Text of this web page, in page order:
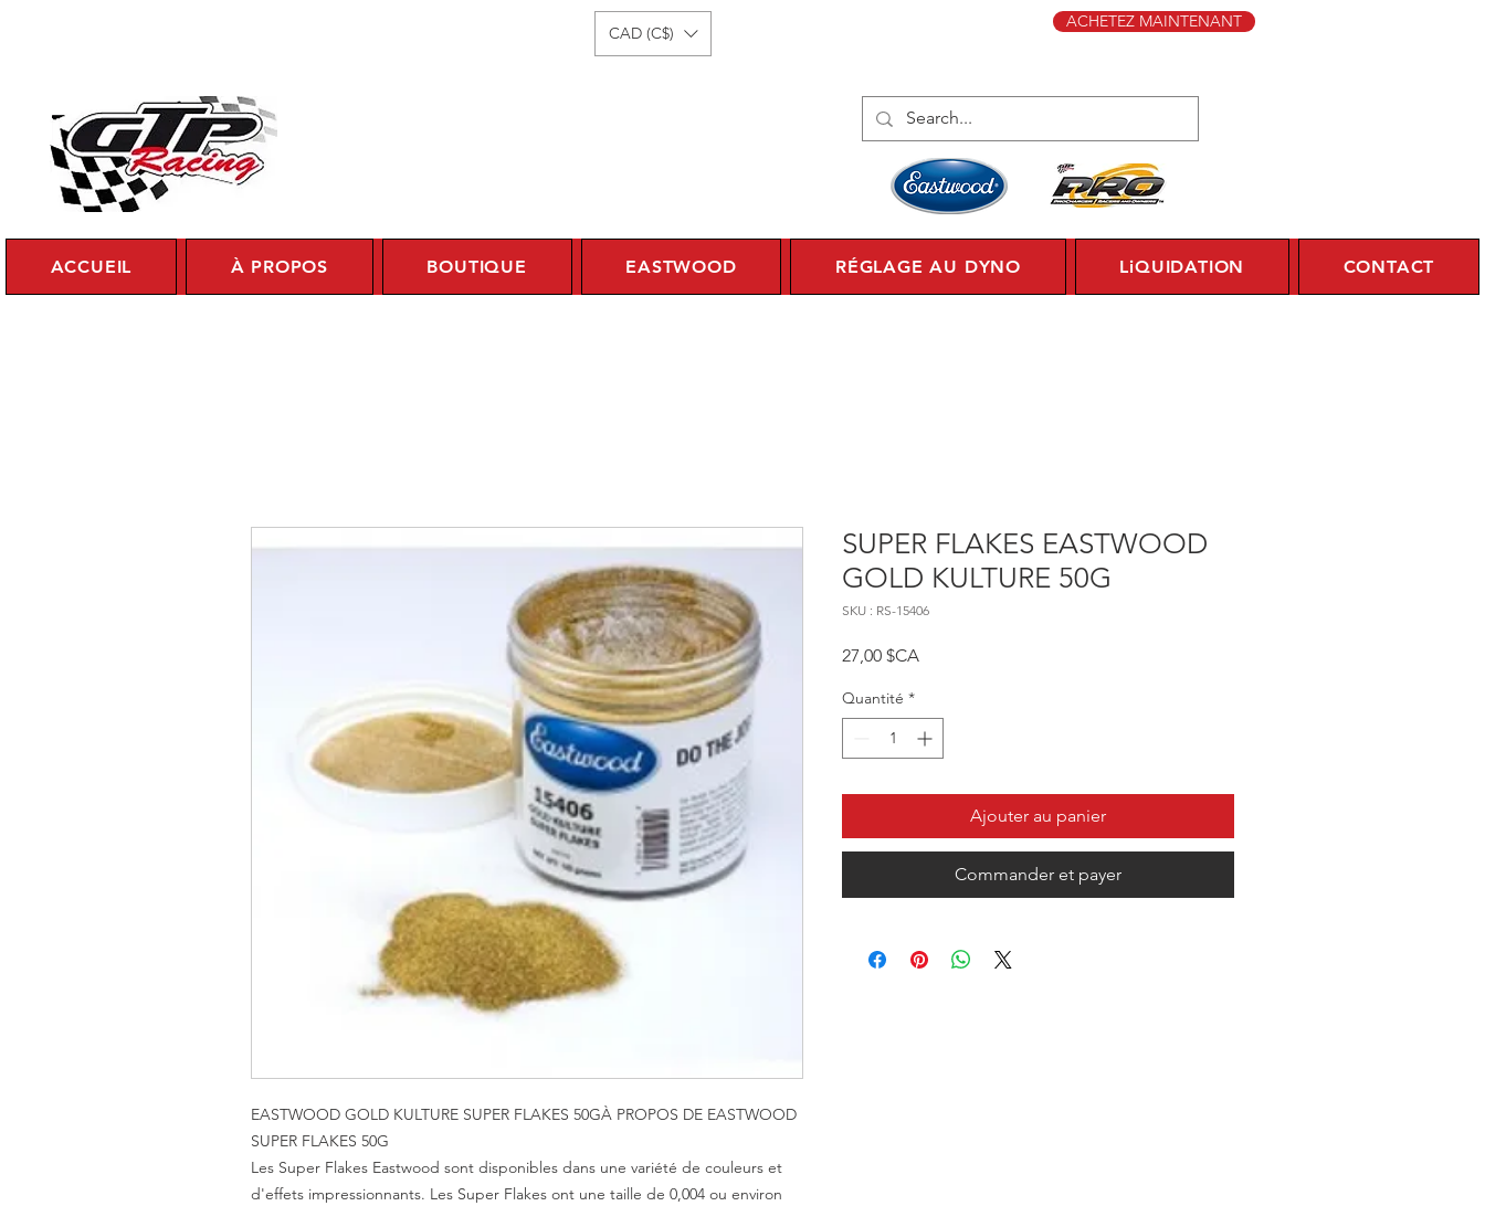
CAD (C$)
ACHETEZ MAINTENANT
ACCUEIL À PROPOS BOUTIQUE EASTWOOD RÉGLAGE AU DYNO LiQUIDATION CONTACT
EASTWOOD GOLD KULTURE SUPER FLAKES 50GÀ PROPOS DE EASTWOOD
SUPER FLAKES 50G
Les Super Flakes Eastwood sont disponibles dans une variété de couleurs et
d'effets impressionnants. Les Super Flakes ont une taille de 0,004 ou environ
SUPER FLAKES EASTWOOD
GOLD KULTURE 50G
SKU : RS-15406
27,00 $CAPrix
Quantité *
Ajouter au panier
Commander et payer